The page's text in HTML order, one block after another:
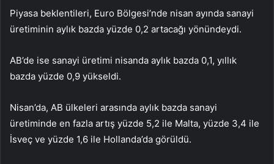
Piyasa beklentileri, Euro Bölgesi’nde nisan ayında sanayi
üretiminin aylık bazda yüzde 0,2 artacağı yönündeydi.
AB’de ise sanayi üretimi nisanda aylık bazda 0,1, yıllık
bazda yüzde 0,9 yükseldi.
Nisan’da, AB ülkeleri arasında aylık bazda sanayi
üretiminde en fazla artış yüzde 5,2 ile Malta, yüzde 3,4 ile
İsveç ve yüzde 1,6 ile Hollanda’da görüldü.